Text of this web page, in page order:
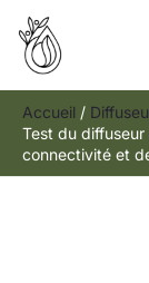
Aller
contenu
Accueil
Test du diffuseur
connectivité et
Rechercher